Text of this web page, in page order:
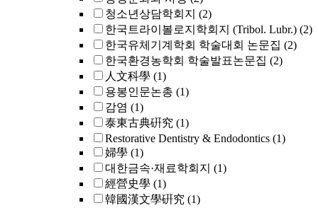
청소년상담학회지 (2)
한국트라이볼로지학회지 (Tribol. Lubr.) (2)
한국유체기계학회 학술대회 논문집 (2)
한국환경농학회 학술발표논문집 (2)
人文科學 (1)
용봉인문논총 (1)
감염 (1)
泰東古典硏究 (1)
Restorative Dentistry & Endodontics (1)
婦學 (1)
대한금속·재료학회지 (1)
經營史學 (1)
韓國漢文學硏究 (1)